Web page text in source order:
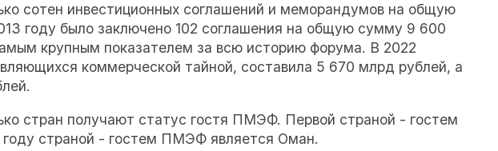
сотен инвестиционных соглашений и меморандумов на общую
году было заключено 102 соглашения на общую сумму 9 600
крупным показателем за всю историю форума. В 2022
коммерческой тайной, составила 5 670 млрд рублей, а
стран получают статус гостя ПМЭФ. Первой страной - гостем
страной - гостем ПМЭФ является Оман.